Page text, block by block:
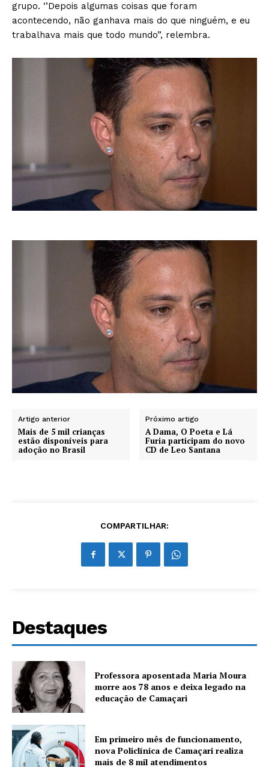
grupo. ‘’Depois algumas coisas que foram
acontecendo, não ganhava mais do que ninguém, e eu
trabalhava mais que todo mundo”, relembra.
Artigo anterior
Mais de 5 mil crianças
estão disponíveis para
adoção no Brasil
Próximo artigo
A Dama, O Poeta e Lá
Furia participam do novo
CD de Leo Santana
COMPARTILHAR:
Destaques
Professora aposentada Maria Moura
morre aos 78 anos e deixa legado na
educação de Camaçari
Em primeiro mês de funcionamento,
nova Policlínica de Camaçari realiza
mais de 8 mil atendimentos